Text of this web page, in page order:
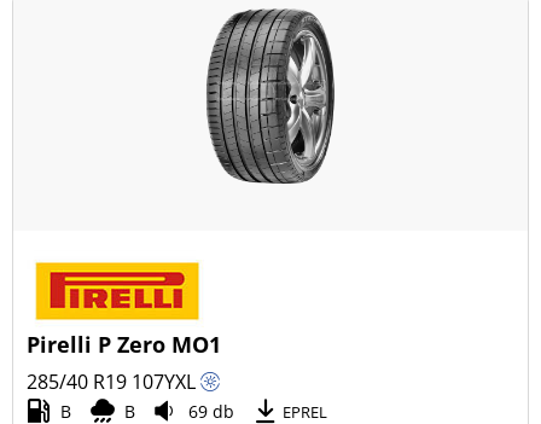
Pirelli P Zero MO1
285/40 R19 107YXL
B B 69 db EPREL